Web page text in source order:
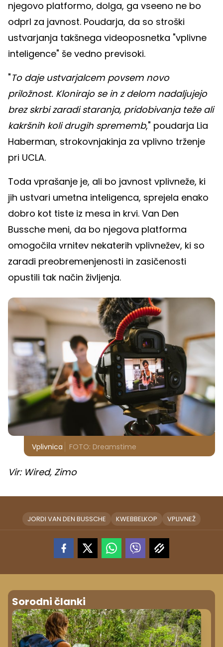
njegovo platformo, dolga, ga vseeno ne bo
odprl za javnost. Poudarja, da so stroški
ustvarjanja takšnega videoposnetka "vplivne
inteligence" še vedno previsoki.
"To daje ustvarjalcem povsem novo
priložnost. Klonirajo se in z delom nadaljujejo
brez skrbi zaradi staranja, pridobivanja teže ali
kakršnih koli drugih sprememb," poudarja Lia
Haberman, strokovnjakinja za vplivno trženje
pri UCLA.
Toda vprašanje je, ali bo javnost vplivneže, ki
jih ustvari umetna inteligenca, sprejela enako
dobro kot tiste iz mesa in krvi. Van Den
Bussche meni, da bo njegova platforma
omogočila vrnitev nekaterih vplivnežev, ki so
zaradi preobremenjenosti in zasičenosti
opustili tak način življenja.
Vplivnica FOTO: Dreamstime
Vir: Wired, Zimo
JORDI VAN DEN BUSSCHE KWEBBELKOP VPLIVNEŽ
Sorodni članki